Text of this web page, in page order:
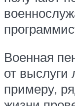
Военная
от выслуги
примеру,